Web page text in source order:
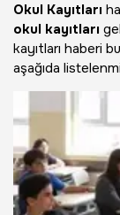
Okul Kayıtları
okul kayıtları
kayıtları haberi
aşağıda